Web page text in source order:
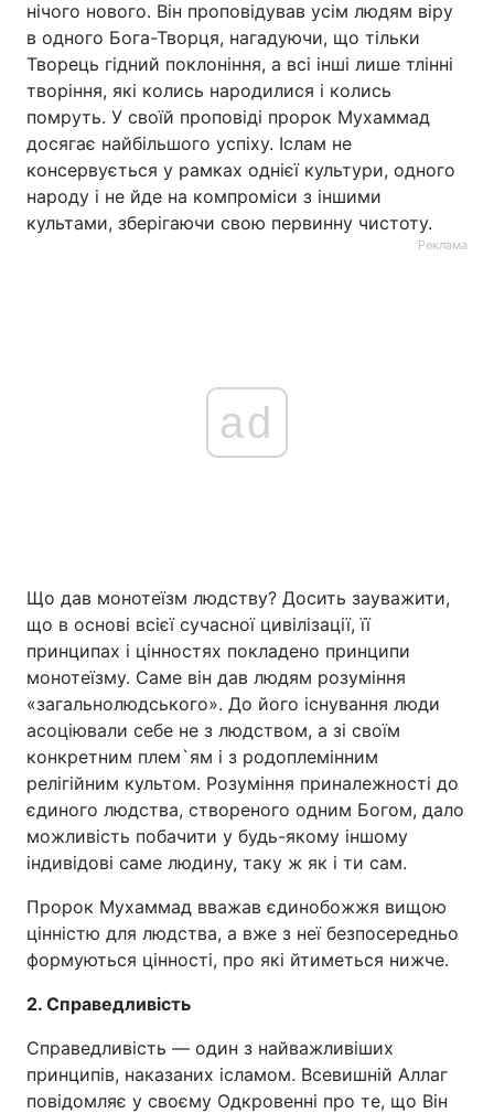
нічого нового. Він проповідував усім людям віру
в одного Бога-Творця, нагадуючи, що тільки
Творець гідний поклоніння, а всі інші лише тлінні
творіння, які колись народилися і колись
помруть. У своїй проповіді пророк Мухаммад
досягає найбільшого успіху. Іслам не
консервується у рамках однієї культури, одного
народу і не йде на компроміси з іншими
культами, зберігаючи свою первинну чистоту.
Реклама
ad
Що дав монотеїзм людству? Досить зауважити,
що в основі всієї сучасної цивілізації, її
принципах і цінностях покладено принципи
монотеїзму. Саме він дав людям розуміння
«загальнолюдського». До його існування люди
асоціювали себе не з людством, а зі своїм
конкретним плем`ям і з родоплемінним
релігійним культом. Розуміння приналежності до
єдиного людства, створеного одним Богом, дало
можливість побачити у будь-якому іншому
індивідові саме людину, таку ж як і ти сам.
Пророк Мухаммад вважав єдинобожжя вищою
цінністю для людства, а вже з неї безпосередньо
формуються цінності, про які йтиметься нижче.
2. Справедливість
Справедливість — один з найважливіших
принципів, наказаних ісламом. Всевишній Аллаг
повідомляє у своєму Одкровенні про те, що Він